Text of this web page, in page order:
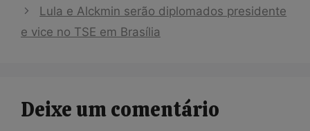
Lula e Alckmin serão diplomados presidente
e vice no TSE em Brasília
Deixe um comentário